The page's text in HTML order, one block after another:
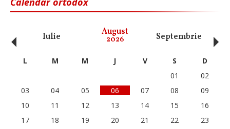
Iulie August
2026 Septembrie
‹ L M M J V S
D
01
02
03
04 05 06 07 08
09
10
11 12 13 14 15
16
17
18 19 20 21 22
23